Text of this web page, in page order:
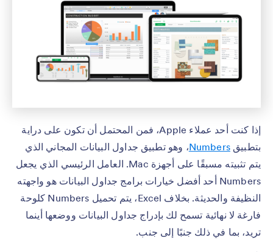
إذا كنت أحد عملاء Apple، فمن المحتمل أن تكون على دراية
بتطبيقNumbers، وهو تطبيق جداول البيانات المجاني الذي
يتم تثبيته مسبقًا على أجهزة Mac. العامل الرئيسي الذي يجعل
Numbers أحد أفضل خيارات برامج جداول البيانات هو واجهته
النظيفة والحديثة. بخلاف Excel، يتم تحميل Numbers كلوحة
فارغة لا نهائية تسمح لك بإدراج جداول البيانات ووضعها أينما
تريد، بما في ذلك جنبًا إلى جنب.